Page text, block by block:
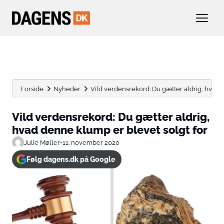
Forside Nyheder Vild verdensrekord: Du gætter aldrig, hvad
Vild verdensrekord: Du gætter aldrig,
hvad denne klump er blevet solgt for
Julie Møller•11. november 2020
Følg dagens.dk på Google